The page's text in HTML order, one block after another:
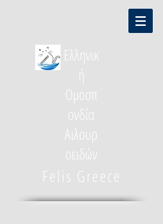
Ελληνικ
ή
Ομοσπ
ονδία
Αιλουρ
οειδών
Felis Greece